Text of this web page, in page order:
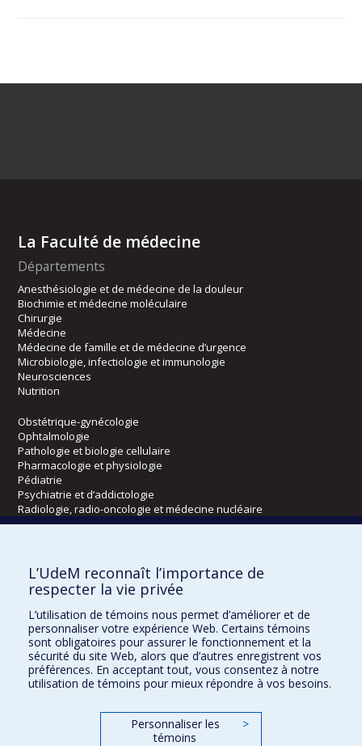
La Faculté de médecine
Départements
Anesthésiologie et de médecine de la douleur
Biochimie et médecine moléculaire
Chirurgie
Médecine
Médecine de famille et de médecine d’urgence
Microbiologie, infectiologie et immunologie
Neurosciences
Nutrition
Obstétrique-gynécologie
Ophtalmologie
Pathologie et biologie cellulaire
Pharmacologie et physiologie
Pédiatrie
Psychiatrie et d’addictologie
Radiologie, radio-oncologie et médecine nucléaire
Écoles
Kinésiologie et des sciences de l’activité physique
Orthophonie et audiologie
Réadaptation
Directions
DPC
CPASS
L’UdeM reconnaît l’importance de
respecter la vie privée
L’utilisation de témoins nous permet d’améliorer et de
personnaliser votre expérience Web. Certains témoins
sont obligatoires pour assurer le fonctionnement et la
sécurité du site Web, alors que d’autres enregistrent vos
préférences. En acceptant tout, vous consentez à notre
utilisation de témoins pour mieux répondre à vos besoins.
Personnaliser les
témoins
>